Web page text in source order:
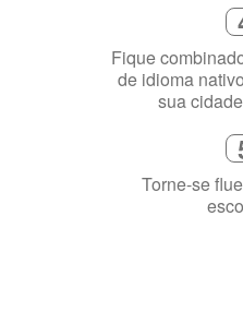
Fique
de idioma
sua
Torne-se